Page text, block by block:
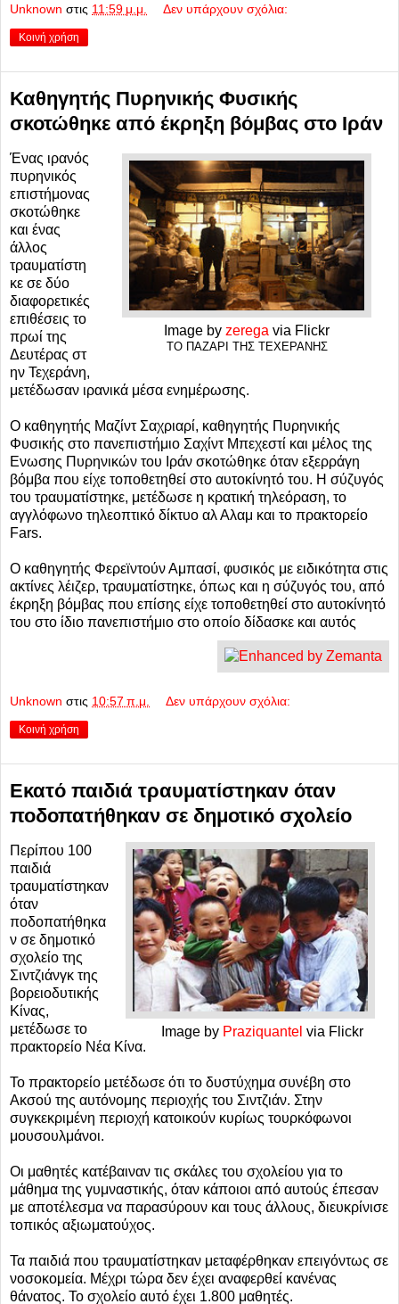
Unknown στις 11:59 μ.μ. Δεν υπάρχουν σχόλια:
Κοινή χρήση
Καθηγητής Πυρηνικής Φυσικής
σκοτώθηκε από έκρηξη βόμβας στο Ιράν
Image by zerega via Flickr
TO ΠΑΖΑΡΙ ΤΗΣ ΤΕΧΕΡΑΝΗΣ
Ένας ιρανός
πυρηνικός
επιστήμονας
σκοτώθηκε
και ένας
άλλος
τραυματίστη
κε σε δύο
διαφορετικές
επιθέσεις το
πρωί της
Δευτέρας στ
ην Τεχεράνη,
μετέδωσαν ιρανικά μέσα ενημέρωσης.
Ο καθηγητής Μαζίντ Σαχριαρί, καθηγητής Πυρηνικής
Φυσικής στο πανεπιστήμιο Σαχίντ Μπεχεστί και μέλος της
Ενωσης Πυρηνικών του Ιράν σκοτώθηκε όταν εξερράγη
βόμβα που είχε τοποθετηθεί στο αυτοκίνητό του. Η σύζυγός
του τραυματίστηκε, μετέδωσε η κρατική τηλεόραση, το
αγγλόφωνο τηλεοπτικό δίκτυο αλ Αλαμ και το πρακτορείο
Fars.
Ο καθηγητής Φερεϊντούν Αμπασί, φυσικός με ειδικότητα στις
ακτίνες λέιζερ, τραυματίστηκε, όπως και η σύζυγός του, από
έκρηξη βόμβας που επίσης είχε τοποθετηθεί στο αυτοκίνητό
του στο ίδιο πανεπιστήμιο στο οποίο δίδασκε και αυτός
Unknown στις 10:57 π.μ. Δεν υπάρχουν σχόλια:
Κοινή χρήση
Εκατό παιδιά τραυματίστηκαν όταν
ποδοπατήθηκαν σε δημοτικό σχολείο
Image by Praziquantel via Flickr
Περίπου 100
παιδιά
τραυματίστηκαν
όταν
ποδοπατήθηκα
ν σε δημοτικό
σχολείο της
Σιντζιάνγκ της
βορειοδυτικής
Κίνας,
μετέδωσε το
πρακτορείο Νέα Κίνα.
Το πρακτορείο μετέδωσε ότι το δυστύχημα συνέβη στο
Ακσού της αυτόνομης περιοχής του Σιντζιάν. Στην
συγκεκριμένη περιοχή κατοικούν κυρίως τουρκόφωνοι
μουσουλμάνοι.
Οι μαθητές κατέβαιναν τις σκάλες του σχολείου για το
μάθημα της γυμναστικής, όταν κάποιοι από αυτούς έπεσαν
με αποτέλεσμα να παρασύρουν και τους άλλους, διευκρίνισε
τοπικός αξιωματούχος.
Τα παιδιά που τραυματίστηκαν μεταφέρθηκαν επειγόντως σε
νοσοκομεία. Μέχρι τώρα δεν έχει αναφερθεί κανένας
θάνατος. Το σχολείο αυτό έχει 1.800 μαθητές.